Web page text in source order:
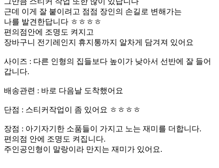
근데 이게 잘 붙이려고 점점 장인의 손길로 변해가는
나를 발견한답니다 ㅎㅎㅎㅎ
편의점안에 조명도 켜지고
장바구니 전기레인지 휴지통까지 알차게 담겨져 있어요
사이즈 : 다른 인형의 집들보다 높이가 낮아서 선반에 잘 들어
갑니다.
배송관련 : 바로 다음날 도착했어요
단점 : 스티커작업이 좀 있어요 ㅎㅎㅎㅎ
장점 : 아기자기한 소품들이 가지고 노는 재미를 더합니다.
편의점 안에 조명도 켜집니다.
주인공인형이 말랑이라 만지는 재미가 있어요.